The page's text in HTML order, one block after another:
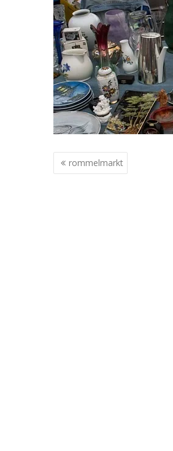
Berichtnavigatie
rommelmarkt